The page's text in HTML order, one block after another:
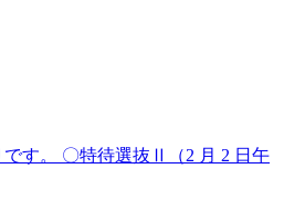
す。 〇特待選抜Ⅱ（2 月 2 日午